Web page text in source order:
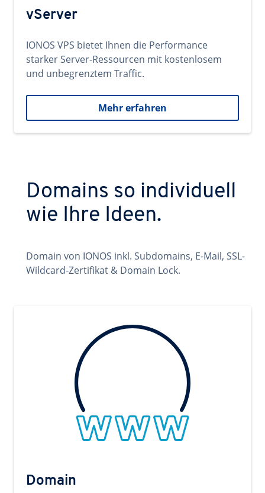
vServer
IONOS VPS bietet Ihnen die Performance
starker Server-Ressourcen mit kostenlosem
und unbegrenztem Traffic.
Mehr erfahren
Domains so individuell
wie Ihre Ideen.
Domain von IONOS inkl. Subdomains, E-Mail, SSL-
Wildcard-Zertifikat & Domain Lock.
Domain